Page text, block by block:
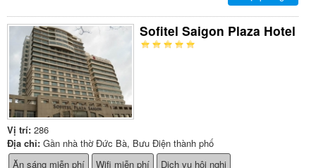
Sofitel Saigon Plaza Hotel
Vị trí: 286
Địa chỉ: Gần nhà thờ Đức Bà, Bưu Điện thành phố
Ăn sáng miễn phí
Wifi miễn phí Dịch vụ hội nghị